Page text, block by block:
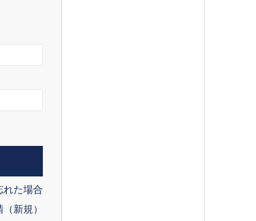
れた場合
新規）